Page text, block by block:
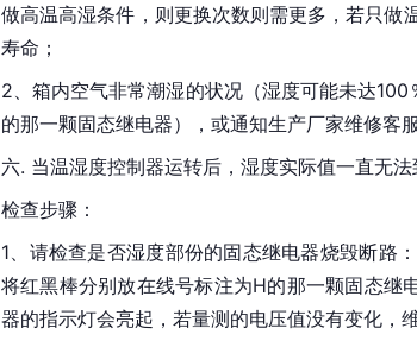
做高温高湿条件，则更换次数则需更多，若只做
寿命；
2、箱内空气非常潮湿的状况（湿度可能未达
的那一颗固态继电器），或通知生产厂家维修客
六. 当温湿度控制器运转后，湿度实际值一直无
检查步骤：
1、请检查是否湿度部份的固态继电器烧毁断路
将红黑棒分别放在线号标注为H的那一颗固态继
器的指示灯会亮起，若量测的电压值没有变化，